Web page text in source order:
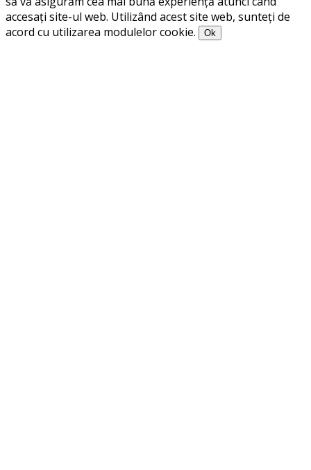
accesați site-ul web. Utilizând acest site web, sunteți de
acord cu utilizarea modulelor cookie.
Ok